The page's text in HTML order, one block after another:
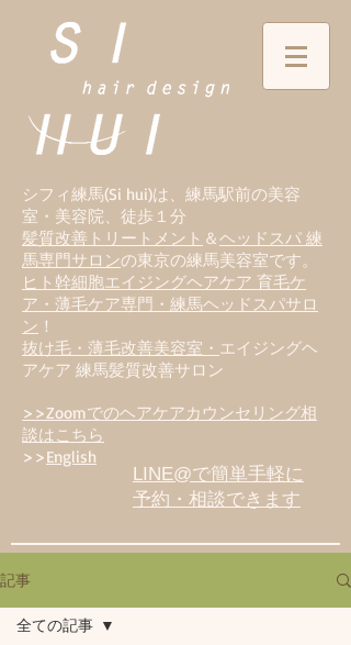
シフィ練馬(Si hui)は、 練馬駅前の美容
室・美容院、徒歩１分
髪質改善トリートメント ＆ヘッドスパ 練
馬専門サロンの東京の練馬美容室です。
ヒト幹細胞エイジングヘアケア 育毛ケ
ア・薄毛ケア専門・練馬ヘッドスパサロ
ン ！
抜け毛・薄毛改善美容室・ エイジングヘ
アケア 練馬髪質改善サロン
>>Zoomでのヘアケアカウンセリング相
談はこちら
>>English
LINE@で簡単手軽に
予約・相談できます
記事
全ての記事